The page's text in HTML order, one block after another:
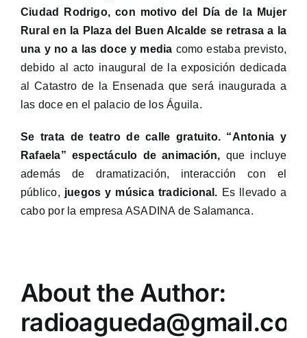
Ciudad Rodrigo, con motivo del Día de la Mujer
Rural en la Plaza del Buen Alcalde se retrasa a la
una y no a las doce y media como estaba previsto,
debido al acto inaugural de la exposición dedicada
al Catastro de la Ensenada que será inaugurada a
las doce en el palacio de los Águila.
Se trata de teatro de calle gratuito. “Antonia y
Rafaela” espectáculo de animación, que incluye
además de dramatización, interacción con el
público, juegos y música tradicional. Es llevado a
cabo por la empresa ASADINA de Salamanca.
About the Author: